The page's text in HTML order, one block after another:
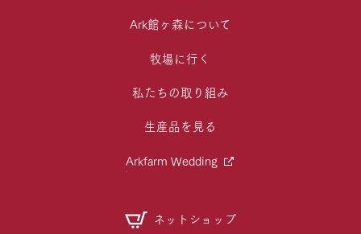
Ark館ヶ森について
牧場に行く
私たちの取り組み
生産品を見る
Arkfarm Wedding
ネットショップ